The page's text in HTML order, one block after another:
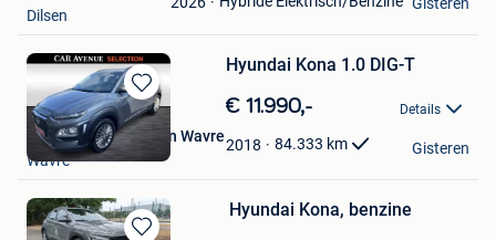
Dilsen
Gisteren
Bewaren
in
Mijn
Favorieten
Hyundai Kona 1.0 DIG-T
€ 11.990,- Details
2018 84.333 km
Car Avenue Selection Wavre
Wavre
Gisteren
Hyundai Kona, benzine